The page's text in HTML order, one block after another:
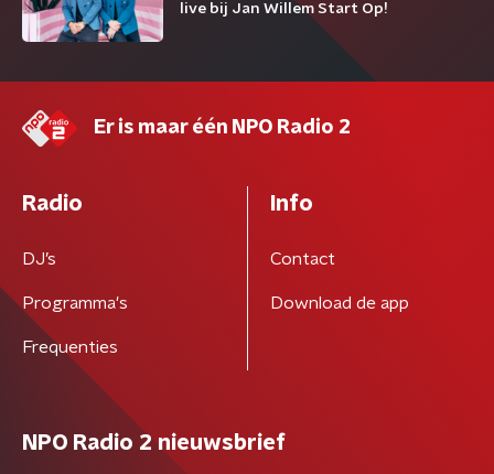
live bij Jan Willem Start Op!
Er is maar één NPO Radio 2
Radio
DJ’s
Programma's
Frequenties
Info
Contact
Download de app
NPO Radio 2 nieuwsbrief